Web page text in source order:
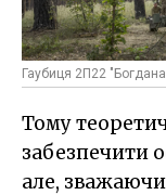
Гаубиця 2П22
Тому
забезпечити
але,